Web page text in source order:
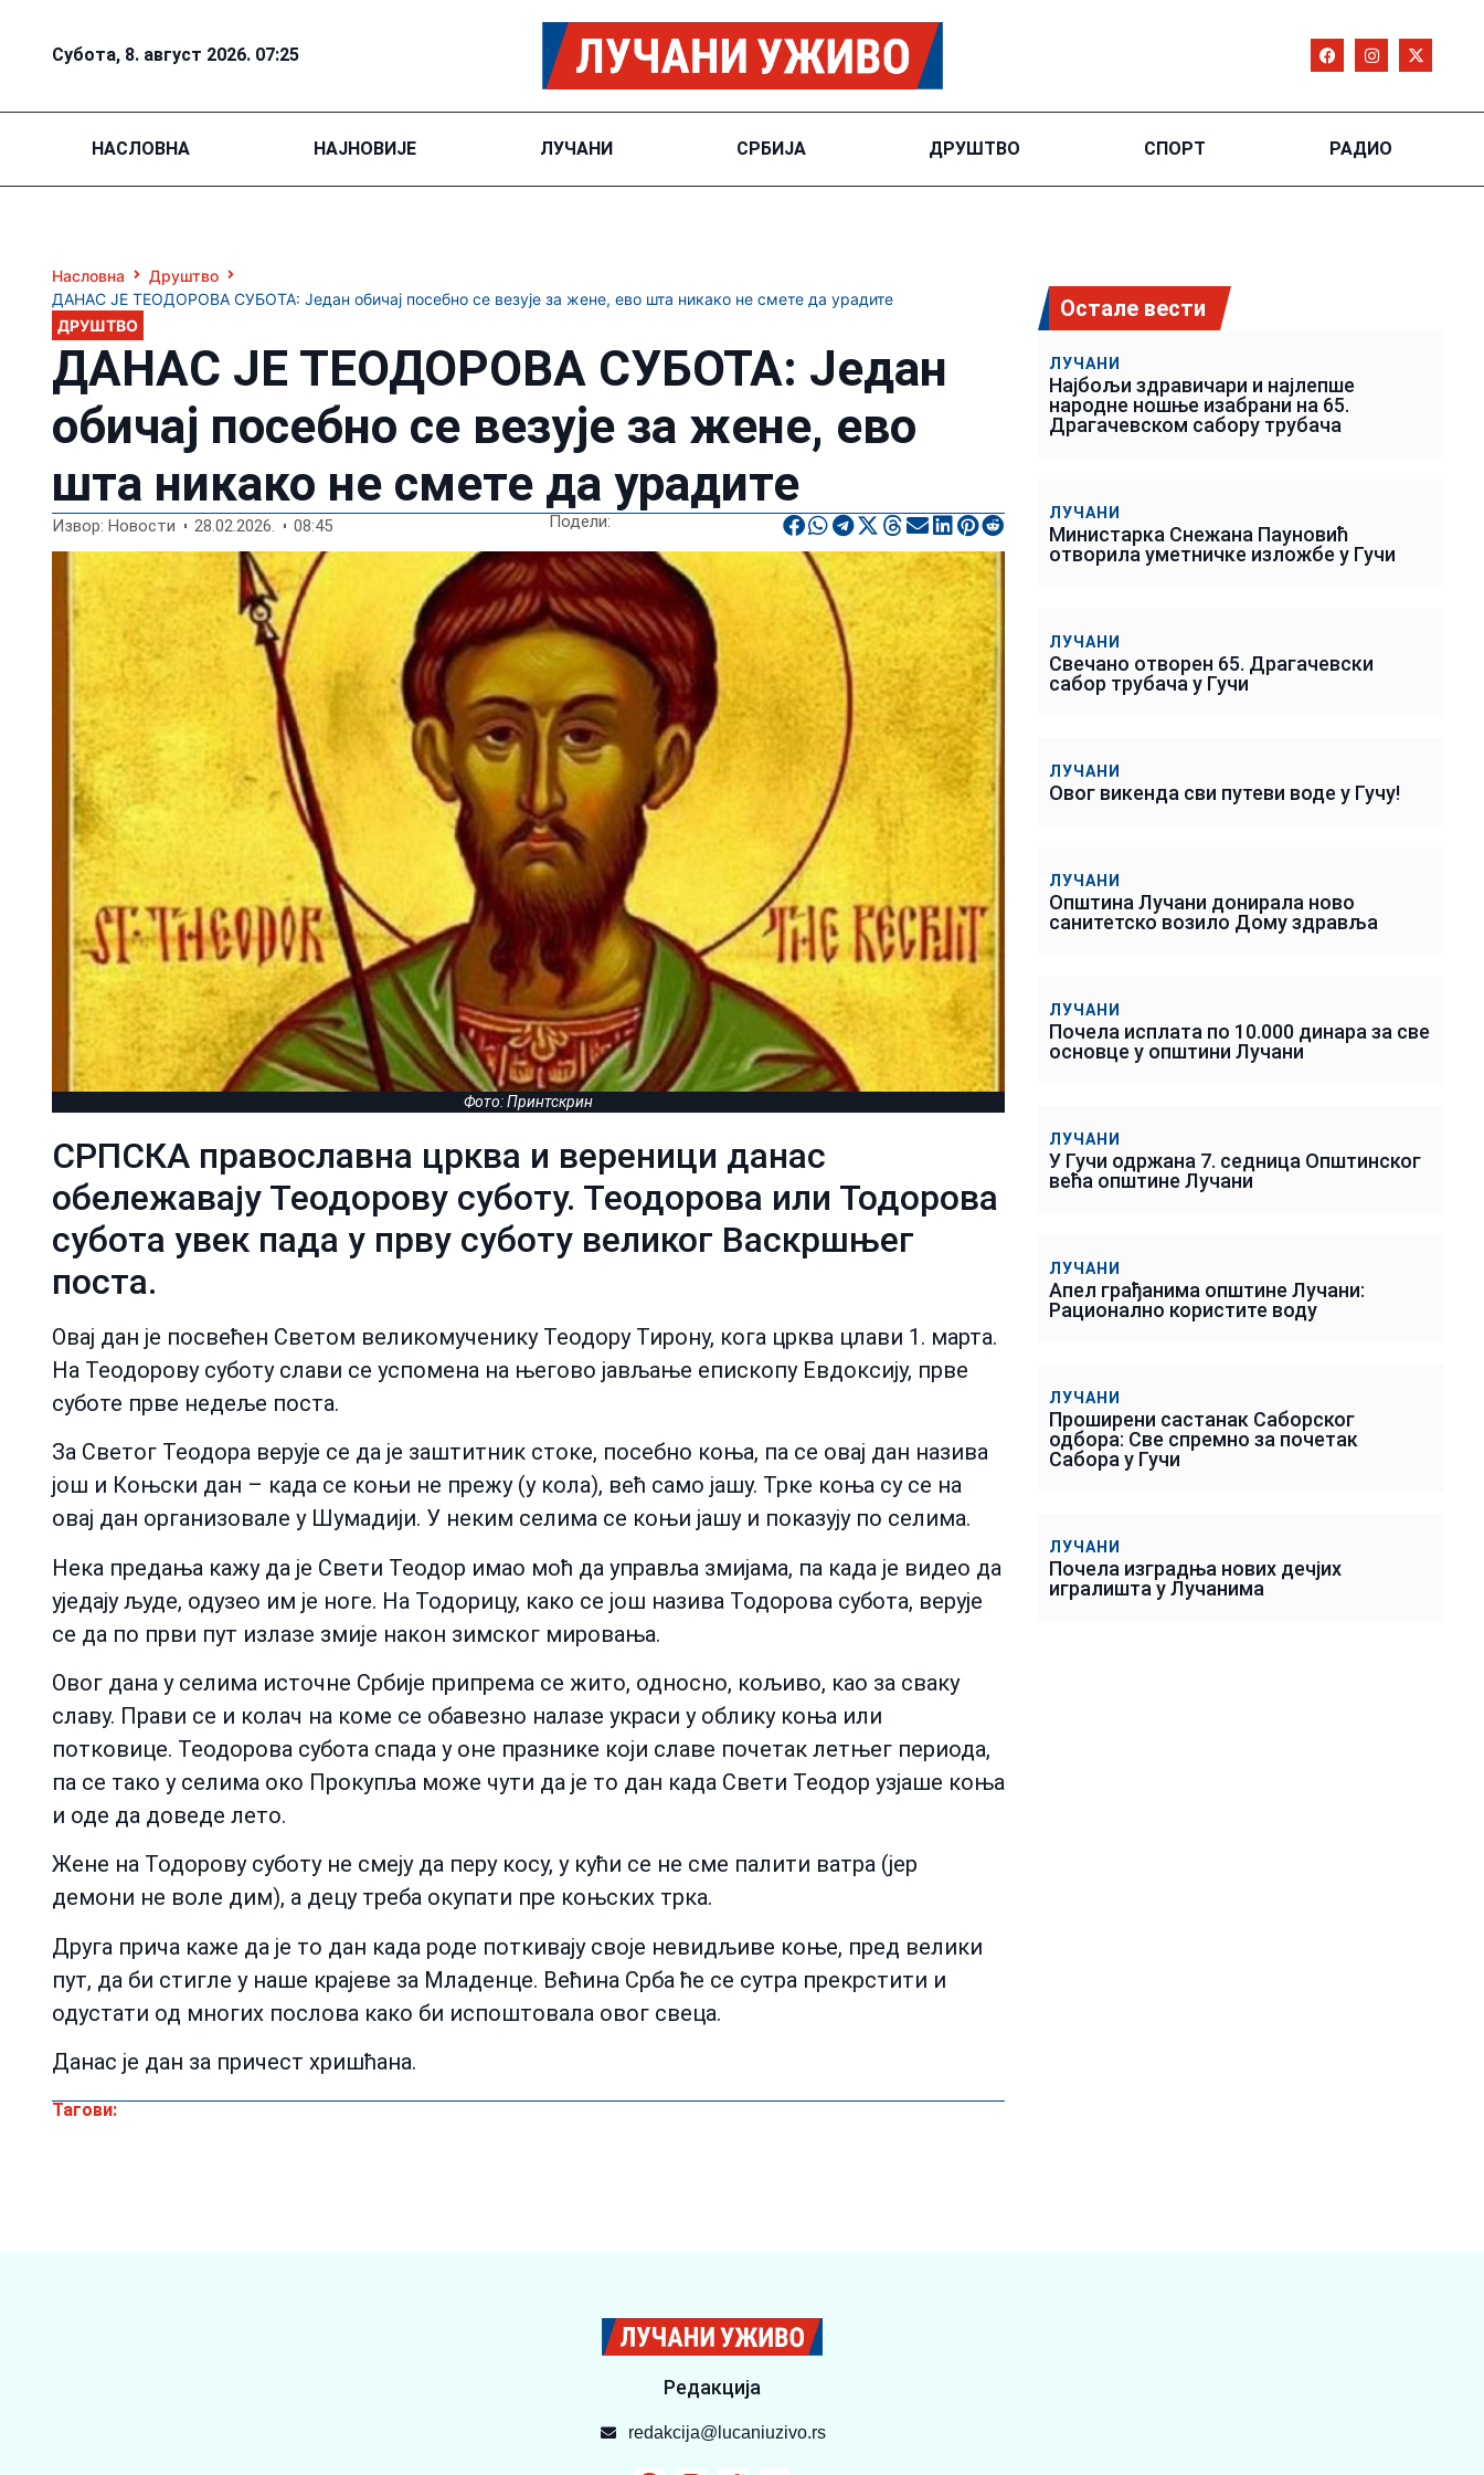
Субота, 8. август 2026. 07:25
НАСЛОВНА НАЈНОВИЈЕ ЛУЧАНИ СРБИЈА ДРУШТВО СПОРТ РАДИО
Насловна
Друштво
ДАНАС ЈЕ ТЕОДОРОВА СУБОТА: Један обичај посебно се везује за жене, ево шта никако не смете да урадите
ДРУШТВО
ДАНАС ЈЕ ТЕОДОРОВА СУБОТА: Један
обичај посебно се везује за жене, ево
шта никако не смете да урадите
Извор: Новости 28.02.2026. 08:45 Подели:
Фото: Принтскрин
СРПСКА православна црква и вереници данас
обележавају Теодорову суботу. Теодорова или Тодорова
субота увек пада у прву суботу великог Васкршњег
поста.
Овај дан је посвећен Светом великомученику Теодору Тирону, кога црква цлави 1. марта.
На Теодорову суботу слави се успомена на његово јављање епископу Евдоксију, прве
суботе прве недеље поста.
За Светог Теодора верује се да је заштитник стоке, посебно коња, па се овај дан назива
још и Коњски дан – када се коњи не прежу (у кола), већ само јашу. Трке коња су се на
овај дан организовале у Шумадији. У неким селима се коњи јашу и показују по селима.
Нека предања кажу да је Свети Теодор имао моћ да управља змијама, па када је видео да
уједају људе, одузео им је ноге. На Тодорицу, како се још назива Тодорова субота, верује
се да по први пут излазе змије након зимског мировања.
Овог дана у селима источне Србије припрема се жито, односно, кољиво, као за сваку
славу. Прави се и колач на коме се обавезно налазе украси у облику коња или
потковице. Теодорова субота спада у оне празнике који славе почетак летњег периода,
па се тако у селима око Прокупља може чути да је то дан када Свети Теодор узјаше коња
и оде да доведе лето.
Жене на Тодорову суботу не смеју да перу косу, у кући се не сме палити ватра (јер
демони не воле дим), а децу треба окупати пре коњских трка.
Друга прича каже да је то дан када роде поткивају своје невидљиве коње, пред велики
пут, да би стигле у наше крајеве за Младенце. Већина Срба ће се сутра прекрстити и
одустати од многих послова како би испоштовала овог свеца.
Данас је дан за причест хришћана.
Тагови:
Остале вести
ЛУЧАНИ
Најбољи здравичари и најлепше
народне ношње изабрани на 65.
Драгачевском сабору трубача
ЛУЧАНИ
Министарка Снежана Пауновић
отворила уметничке изложбе у Гучи
ЛУЧАНИ
Свечано отворен 65. Драгачевски
сабор трубача у Гучи
ЛУЧАНИ
Овог викенда сви путеви воде у Гучу!
ЛУЧАНИ
Општина Лучани донирала ново
санитетско возило Дому здравља
ЛУЧАНИ
Почела исплата по 10.000 динара за све
основце у општини Лучани
ЛУЧАНИ
У Гучи одржана 7. седница Општинског
већа општине Лучани
ЛУЧАНИ
Апел грађанима општине Лучани:
Рационално користите воду
ЛУЧАНИ
Проширени састанак Саборског
одбора: Све спремно за почетак
Сабора у Гучи
ЛУЧАНИ
Почела изградња нових дечјих
игралишта у Лучанима
Редакција
redakcija@lucaniuzivo.rs